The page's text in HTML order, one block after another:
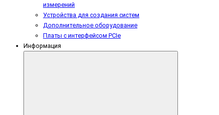
измерений
Устройства для создания систем
Дополнительное оборудование
Платы с интерфейсом PCIe
Информация